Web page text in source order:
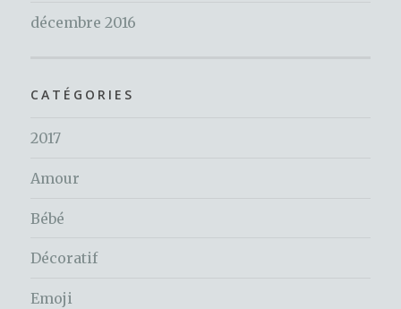
décembre 2016
CATÉGORIES
2017
Amour
Bébé
Décoratif
Emoji